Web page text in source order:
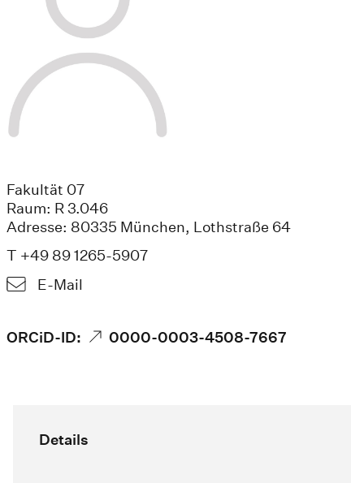
Fakultät 07
Raum: R 3.046
Adresse: 80335 München, Lothstraße 64
T +49 89 1265-5907
E-Mail
ORCiD-ID: 0000-0003-4508-7667
Details